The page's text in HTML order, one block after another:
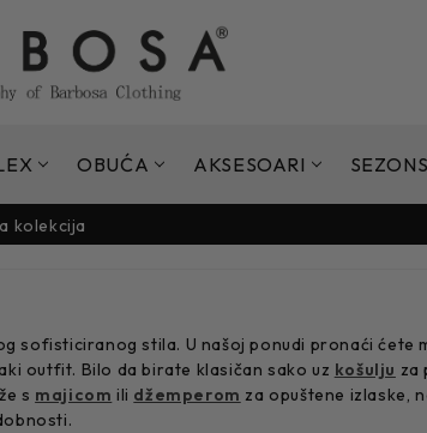
OBUĆA AKSESOARI
do -50%
kolekcija
do -50%
sofisticiranog stila. U našoj ponudi pronaći ćete
outfit. Bilo da birate klasičan sako uz košulju za
s majicom ili džemperom za opuštene izlaske,